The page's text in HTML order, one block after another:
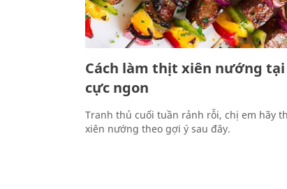
Cách làm thịt xiên nướng tại
cực ngon
Tranh thủ cuối tuần rảnh rỗi, chị em hãy
xiên nướng theo gợi ý sau đây.